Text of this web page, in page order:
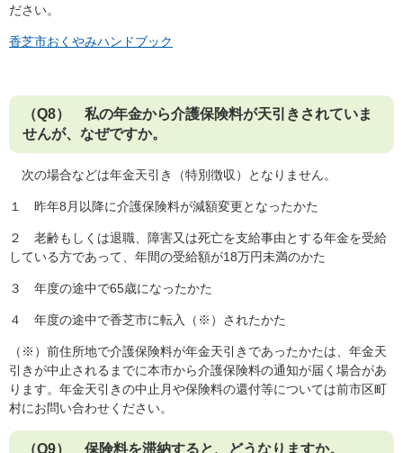
ださい。
香芝市おくやみハンドブック
（Q8） 私の年金から介護保険料が天引きされていま
せんが、なぜですか。
次の場合などは年金天引き（特別徴収）となりません。
１ 昨年8月以降に介護保険料が減額変更となったかた
２ 老齢もしくは退職、障害又は死亡を支給事由とする年金を受給
している方であって、年間の受給額が18万円未満のかた
３ 年度の途中で65歳になったかた
４ 年度の途中で香芝市に転入（※）されたかた
（※）前住所地で介護保険料が年金天引きであったかたは、年金天
引きが中止されるまでに本市から介護保険料の通知が届く場合があ
ります。年金天引きの中止月や保険料の還付等については前市区町
村にお問い合わせください。
（Q9） 保険料を滞納すると、どうなりますか。